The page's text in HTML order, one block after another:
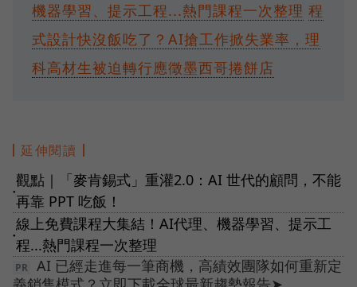
機器學習、提示工程...熱門課程一次整理 程
式設計快沒飯吃了？AI搶工作掀失業率，理
科高材生被迫轉行應徵墨西哥捲餅店
延伸閱讀
●
觀點｜「麥肯錫式」重灌2.0：AI 世代的顧問，不能
再靠 PPT 吃飯！
●
線上免費課程大集結！AI代理、機器學習、提示工
程...熱門課程一次整理
AI 已經走進每一筆商機，高績效團隊如何重新定